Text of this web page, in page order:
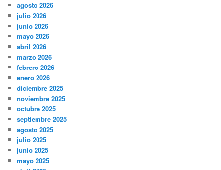
agosto 2026
julio 2026
junio 2026
mayo 2026
abril 2026
marzo 2026
febrero 2026
enero 2026
diciembre 2025
noviembre 2025
octubre 2025
septiembre 2025
agosto 2025
julio 2025
junio 2025
mayo 2025